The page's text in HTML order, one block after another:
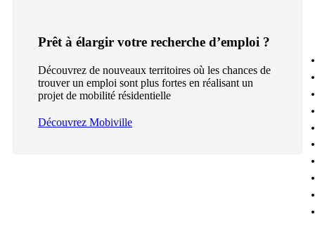
Prêt à élargir votre recherche d’emploi ?
Découvrez de nouveaux territoires où les chances de
trouver un emploi sont plus fortes en réalisant un
projet de mobilité résidentielle
Découvrez Mobiville